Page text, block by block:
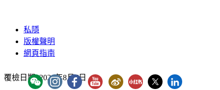
「香港廉政公署」WeChat 官方帳號
"香港廉政公署 Hong Kong ICAC" Instagram
"香港廉政公署 Hong Kong ICAC"
YouTube - ICAC Channel
廉署微博廉署小紅書
廉署X
私隱
版權聲明
網頁指南
覆檢日期:2026年8月7日